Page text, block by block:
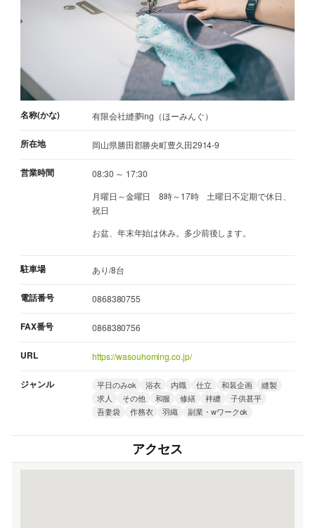
名称(かな) 有限会社縫夢ing（ほーみんぐ）
所在地 岡山県勝田郡勝央町豊久田2914-9
営業時間
08:30 ～ 17:30
月曜日～金曜日 8時～17時 土曜日不定期で休日、
祝日
お盆、年末年始は休み。多少前後します。
駐車場 あり/8台
電話番号 0868380755
FAX番号 0868380756
URL https://wasouhoming.co.jp/
ジャンル 平日のみok 浴衣 内職 仕立 和装企画
縫製
求人
その他 和服 修繕 袢纏
子供甚平
吾妻袋
作務衣 羽織 副業・wワークok
アクセス